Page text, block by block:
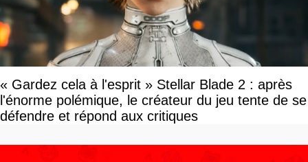
« Gardez cela à l'esprit » Stellar Blade 2 : après
l'énorme polémique, le créateur du jeu tente de se
défendre et répond aux critiques